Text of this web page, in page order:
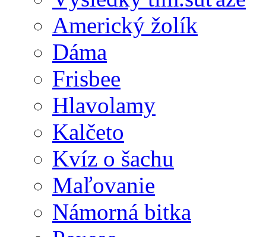
Americký žolík
Dáma
Frisbee
Hlavolamy
Kalčeto
Kvíz o šachu
Maľovanie
Námorná bitka